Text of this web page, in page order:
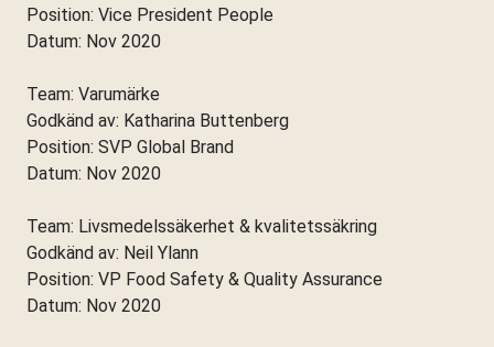
Position: Vice President People
Datum: Nov 2020
Team: Varumärke
Godkänd av: Katharina Buttenberg
Position: SVP Global Brand
Datum: Nov 2020
Team: Livsmedelssäkerhet & kvalitetssäkring
Godkänd av: Neil Ylann
Position: VP Food Safety & Quality Assurance
Datum: Nov 2020